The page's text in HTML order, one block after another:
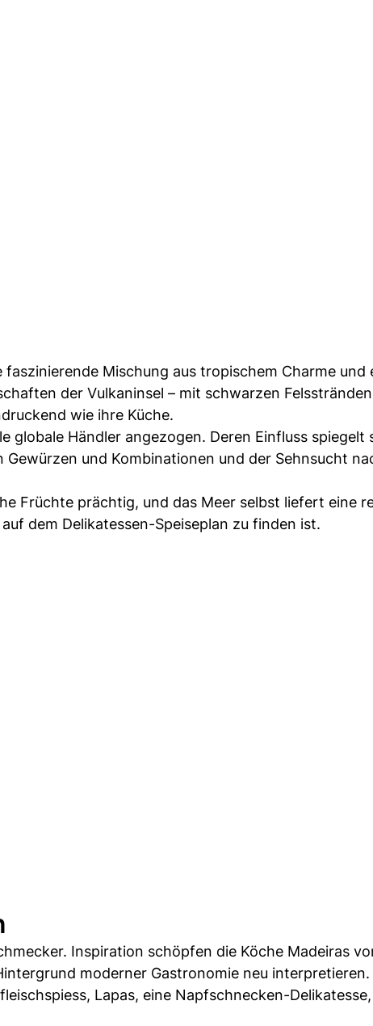
Mischung aus tropischem Charme und
der Vulkaninsel – mit schwarzen
wie ihre Küche.
globale Händler angezogen. Deren Einfluss spiegelt
und Kombinationen und der Sehnsucht
Früchte prächtig, und das Meer selbst liefert eine
dem Delikatessen-Speiseplan zu finden ist.
Inspiration schöpfen die Köche Madeiras
moderner Gastronomie neu interpretieren.
Lapas, eine Napfschnecken-